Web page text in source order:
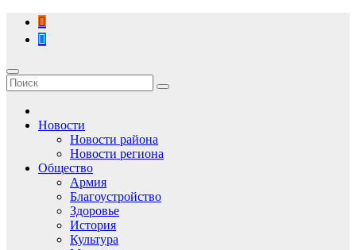
Перейти
содержимому
Новости
Новости района
Новости региона
Общество
Армия
Благоустройство
Здоровье
История
Культура